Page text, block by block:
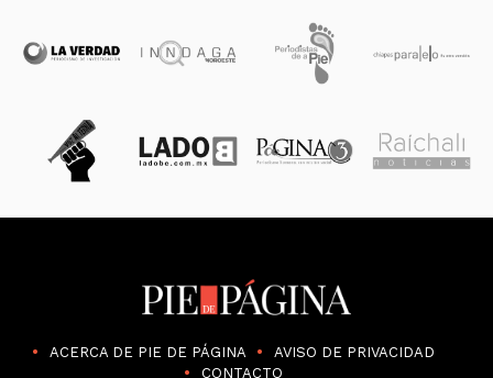
ACERCA DE PIE DE PÁGINA
AVISO DE PRIVACIDAD
CONTACTO